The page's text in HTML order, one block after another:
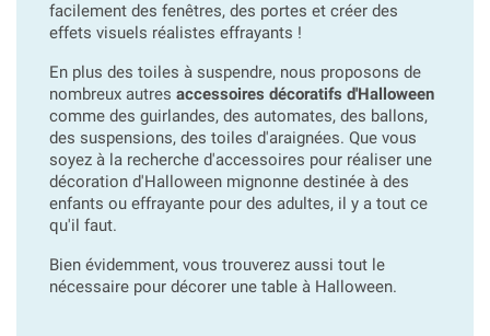
facilement des fenêtres, des portes et créer des
effets visuels réalistes effrayants !
En plus des toiles à suspendre, nous proposons de
nombreux autres accessoires décoratifs d'Halloween
comme des guirlandes, des automates, des ballons,
des suspensions, des toiles d'araignées. Que vous
soyez à la recherche d'accessoires pour réaliser une
décoration d'Halloween mignonne destinée à des
enfants ou effrayante pour des adultes, il y a tout ce
qu'il faut.
Bien évidemment, vous trouverez aussi tout le
nécessaire pour décorer une table à Halloween.